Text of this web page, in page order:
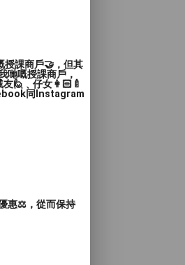
授課商戶🤝，但其
哋嘅授課商戶，
🙋﹑仔女👩🏻‍🍼
同Instagram
惠⚖️，從而保持